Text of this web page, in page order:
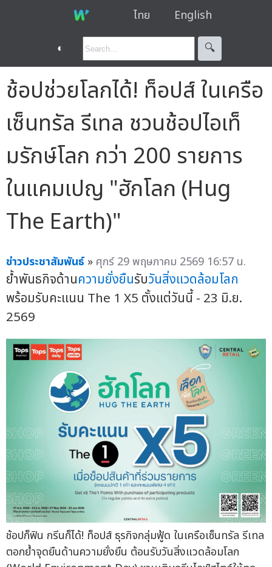
ไทย English
◐ 🔍︎
ช้อปช่วยโลกได้! ท็อปส์ ในเครือ
เซ็นทรัล รีเทล ชวนช้อปไอเท็
มรักษ์โลก กว่า 200 รายการ
ในแคมเปญ "ฮักโลก (Hug
The Earth)"
ข่าวประชาสัมพันธ์ » ศุกร์ 29 พฤษภาคม 2569 16:57 น.
ย้ำพันธกิจด้านความยั่งยืนรับวันสิ่งแวดล้อมโลก
พร้อมรับคะแนน The 1 X5 ตั้งแต่วันนี้ - 23 มิ.ย.
2569
ช้อปก็ฟิน กรีนก็ได้! ท็อปส์ ธุรกิจกลุ่มฟู้ด ในเครือเซ็นทรัล รีเทล
ตอกย้ำจุดยืนด้านความยั่งยืน ต้อนรับวันสิ่งแวดล้อมโลก